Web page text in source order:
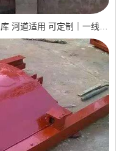
3×3米铸铁闸门 超大规格 高承重 水库 河道适用 可定制｜一线实操优选，抗压稳如磐石